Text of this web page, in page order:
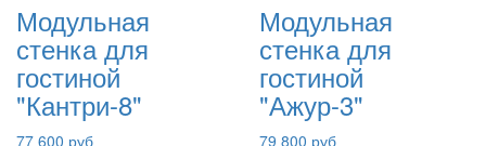
Модульная
стенка для
гостиной
"Кантри-8"
77 600 руб
Модульная
стенка для
гостиной
"Ажур-3"
79 800 руб